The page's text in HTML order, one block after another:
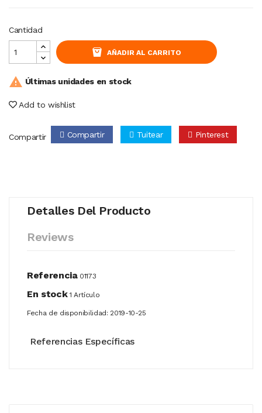
Cantidad
AÑADIR AL CARRITO
 Últimas unidades en stock
Add to wishlist
Compartir Compartir Tuitear Pinterest
Detalles Del Producto
Reviews
Referencia 01173
En stock 1 Artículo
Fecha de disponibilidad: 2019-10-25
Referencias Específicas